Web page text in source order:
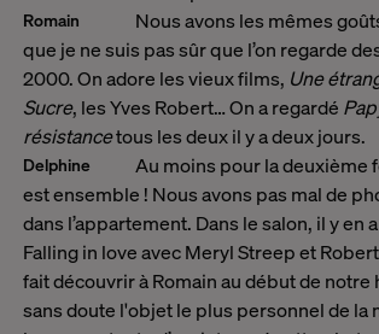
Romain
Nous avons les mêmes
que je ne suis pas sûr que l’on regarde
2000. On adore les vieux films, Une
Sucre, les Yves Robert… On a regardé
résistancetous les deux il y a deux jours.
Delphine
Au moins pour la deuxième
est ensemble ! Nous avons pas mal de
dans l’appartement. Dans le salon, il y en
Falling in love avec Meryl Streep et
fait découvrir à Romain au début de notre
sans doute l'objet le plus personnel de la